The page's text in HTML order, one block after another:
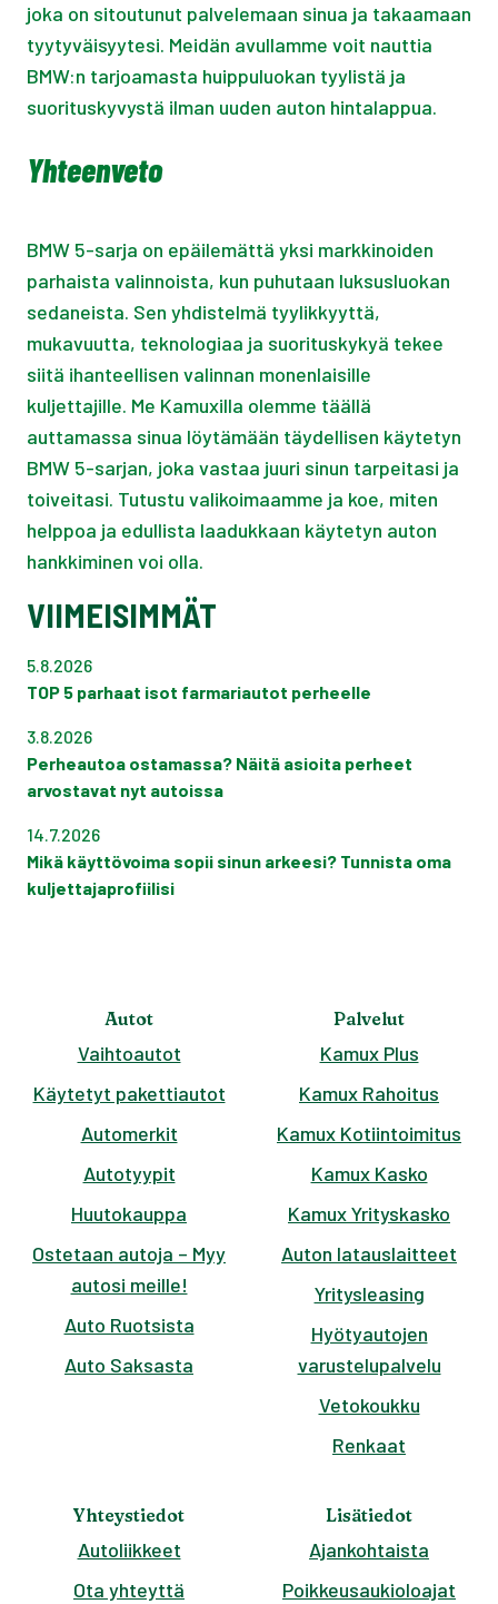
joka on sitoutunut palvelemaan sinua ja takaamaan
tyytyväisyytesi. Meidän avullamme voit nauttia
BMW:n tarjoamasta huippuluokan tyylistä ja
suorituskyvystä ilman uuden auton hintalappua.
Yhteenveto
BMW 5-sarja on epäilemättä yksi markkinoiden
parhaista valinnoista, kun puhutaan luksusluokan
sedaneista. Sen yhdistelmä tyylikkyyttä,
mukavuutta, teknologiaa ja suorituskykyä tekee
siitä ihanteellisen valinnan monenlaisille
kuljettajille. Me Kamuxilla olemme täällä
auttamassa sinua löytämään täydellisen käytetyn
BMW 5-sarjan, joka vastaa juuri sinun tarpeitasi ja
toiveitasi. Tutustu valikoimaamme ja koe, miten
helppoa ja edullista laadukkaan käytetyn auton
hankkiminen voi olla.
VIIMEISIMMÄT
5.8.2026
TOP 5 parhaat isot farmariautot perheelle
3.8.2026
Perheautoa ostamassa? Näitä asioita perheet
arvostavat nyt autoissa
14.7.2026
Mikä käyttövoima sopii sinun arkeesi? Tunnista oma
kuljettajaprofiilisi
Autot
Vaihtoautot
Käytetyt pakettiautot
Automerkit
Autotyypit
Huutokauppa
Ostetaan autoja – Myy
autosi meille!
Auto Ruotsista
Auto Saksasta
Palvelut
Kamux Plus
Kamux Rahoitus
Kamux Kotiintoimitus
Kamux Kasko
Kamux Yrityskasko
Auton latauslaitteet
Yritysleasing
Hyötyautojen
varustelupalvelu
Vetokoukku
Renkaat
Yhteystiedot
Autoliikkeet
Ota yhteyttä
Lisätiedot
Ajankohtaista
Poikkeusaukioloajat